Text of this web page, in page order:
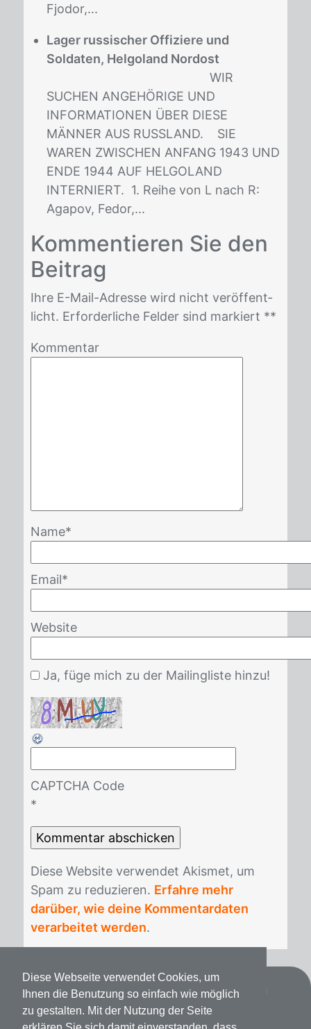
Diese Webseite verwendet Cookies, um
Ihnen die Benutzung so einfach wie möglich
zu gestalten. Mit der Nutzung der Seite
Fjodor,...
Lager russischer Offiziere und
Soldaten, Helgoland Nordost
WIR
SUCHEN ANGEHÖRIGE UND
INFORMATIONEN ÜBER DIESE
MÄNNER AUS RUSSLAND. SIE
WAREN ZWISCHEN ANFANG 1943 UND
ENDE 1944 AUF HELGOLAND
INTERNIERT. 1. Reihe von L nach R:
Agapov, Fedor,...
Kom­men­tie­ren Sie den
Bei­trag
Ihre E-Mail-Adres­se wird nicht ver­öf­fent­
licht. Er­for­der­li­che Fel­der sind mar­kiert **
Kommentar
Name*
Email*
Website
Ja, füge mich zu der Mailingliste hinzu!
CAPTCHA Code
*
Die­se Web­site ver­wen­det Akis­met, um
Spam zu re­du­zie­ren. Erfahre mehr
darüber, wie deine Kommentardaten
verarbeitet werden.
Datenschutz Impressum Spenden